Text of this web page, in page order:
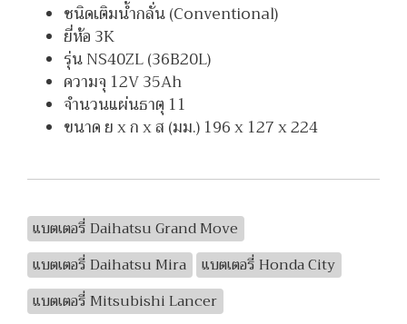
ชนิดเติมน้ำกลั่น (Conventional)
ยี่ห้อ 3K
รุ่น NS40ZL (36B20L)
ความจุ 12V 35Ah
จำนวนแผ่นธาตุ 11
ขนาด ย x ก x ส (มม.) 196 x 127 x 224
แบตเตอรี่ Daihatsu Grand Move
แบตเตอรี่ Daihatsu Mira
แบตเตอรี่ Honda City
แบตเตอรี่ Mitsubishi Lancer